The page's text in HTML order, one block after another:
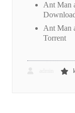
Ant Man
Ant Man
Torrent